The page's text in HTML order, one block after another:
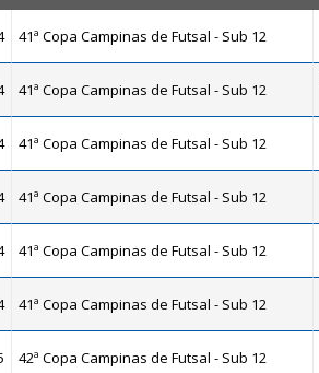
41ª Copa Campinas de Futsal - Sub 12
41ª Copa Campinas de Futsal - Sub 12
41ª Copa Campinas de Futsal - Sub 12
41ª Copa Campinas de Futsal - Sub 12
41ª Copa Campinas de Futsal - Sub 12
41ª Copa Campinas de Futsal - Sub 12
42ª Copa Campinas de Futsal - Sub 12